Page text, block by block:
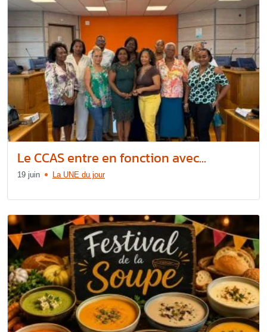
Le CCAS entre en fonction avec...
19 juin La UNE du jour